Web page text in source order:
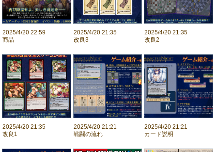
2025/4/20 22:59
商品
2025/4/20 21:35
改良3
2025/4/20 21:35
改良2
2025/4/20 21:35
改良1
2025/4/20 21:21
戦闘の流れ
2025/4/20 21:21
カード説明